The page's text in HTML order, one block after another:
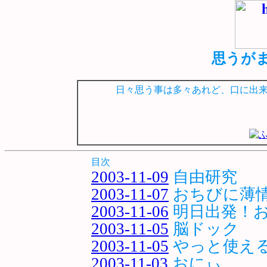
思うが
日々思う事は多々あれど、口に出
目次
2003-11-09 自由研究
2003-11-07 おちびに薄
2003-11-06 明日出発！
2003-11-05 脳ドック
2003-11-05 やっと使え
2003-11-03 おにぃ